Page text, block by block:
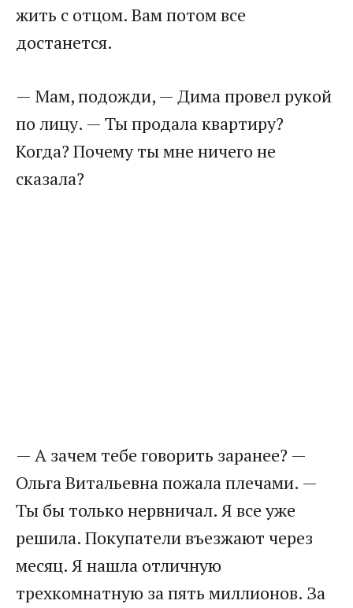
жить с отцом. Вам потом все
достанется.
— Мам, подожди, — Дима провел рукой
по лицу. — Ты продала квартиру?
Когда? Почему ты мне ничего не
сказала?
— А зачем тебе говорить заранее? —
Ольга Витальевна пожала плечами. —
Ты бы только нервничал. Я все уже
решила. Покупатели въезжают через
месяц. Я нашла отличную
трехкомнатную за пять миллионов. За